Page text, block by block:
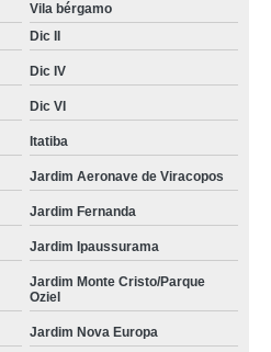
Vila bérgamo
Dic II
Dic IV
Dic VI
Itatiba
Jardim Aeronave de Viracopos
Jardim Fernanda
Jardim Ipaussurama
Jardim Monte Cristo/Parque
Oziel
Jardim Nova Europa